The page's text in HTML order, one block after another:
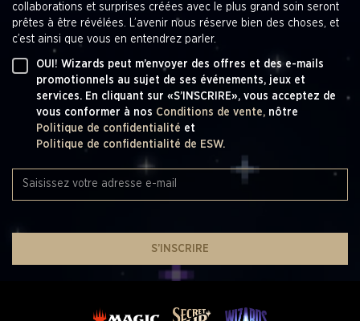
collaborations et surprises créées avec le plus grand soin seront
prêtes à être révélées. L’avenir nous réserve bien des choses, et
c’est ainsi que vous en entendrez parler.
OUI! Wizards peut m’envoyer des offres et des e-mails
promotionnels au sujet de ses événements, jeux et
services. En cliquant sur «S’INSCRIRE», vous acceptez de
vous conformer à nos Conditions de vente, nôtre
Politique de confidentialité et
Politique de confidentialité de ESW.
S’INSCRIRE